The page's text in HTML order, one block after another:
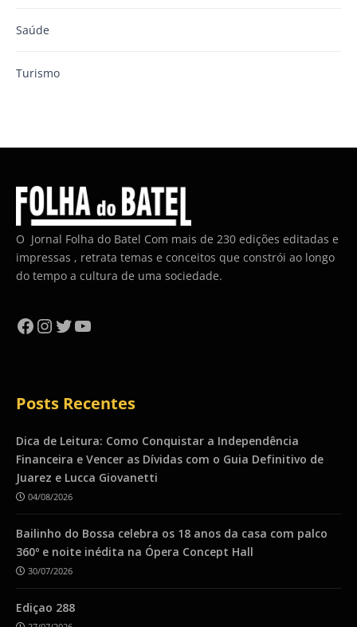
Saúde
Turismo
O Jornal Folha do Batel Com mais de 230 edições editadas e
impressas , retrata temas e conceitos que constrói ao longo
do tempo a cultura de uma sociedade.
Facebook
Instagram
Twitter
YouTube
Posts Recentes
Dica de Leitura: Como Conquistar a Independência
Financeira e Vencer as Dívidas com o Guia Definitivo de
Juarez e Lucca Giovanetti
04/08/2026
Bailinho do Bossa celebra os 18 anos da casa com palco
360º e noite inédita na Ópera Concept Hall
30/07/2026
Ediçao 288